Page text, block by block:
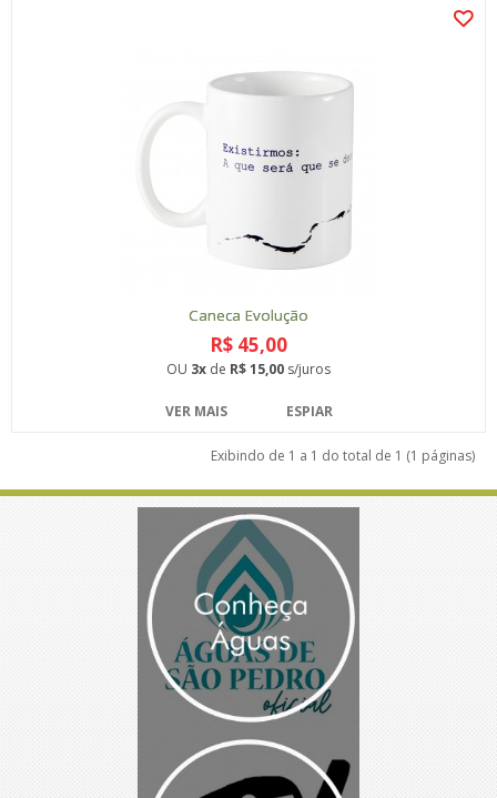
Caneca Evolução
R$ 45,00
OU 3x de R$ 15,00 s/juros
VER MAIS ESPIAR
Exibindo de 1 a 1 do total de 1 (1 páginas)